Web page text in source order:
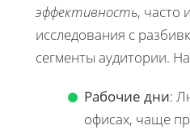
эффективность, часто
исследования с
сегменты аудитории.
Рабочие дни:
офисах, чаще